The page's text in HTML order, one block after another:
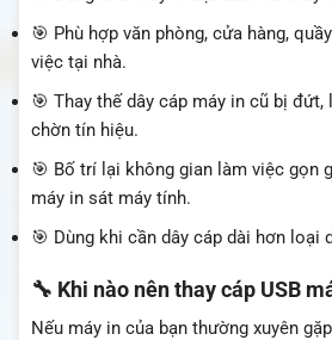
🎯 Phù hợp văn phòng, cửa hàng,
việc tại nhà.
🎯 Thay thế dây cáp máy in cũ bị đứt,
chờn tín hiệu.
🎯 Bố trí lại không gian làm việc gọn
máy in sát máy tính.
🎯 Dùng khi cần dây cáp dài hơn loại
🔧 Khi nào nên thay cáp USB
Nếu máy in của bạn thường xuyên